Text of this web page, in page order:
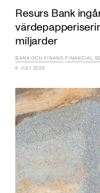
Resurs Bank
miljarder
BANK OCH FINANS FINANCIAL
6 JULI 2026